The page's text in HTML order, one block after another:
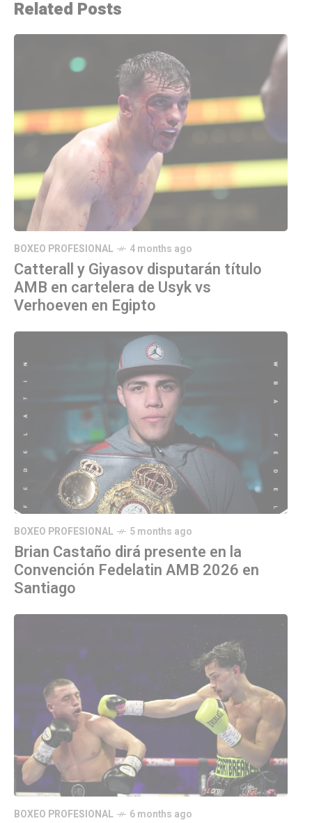
Related Posts
BOXEO PROFESIONAL 4 months ago
Catterall y Giyasov disputarán título
AMB en cartelera de Usyk vs
Verhoeven en Egipto
BOXEO PROFESIONAL 5 months ago
Brian Castaño dirá presente en la
Convención Fedelatin AMB 2026 en
Santiago
BOXEO PROFESIONAL 6 months ago